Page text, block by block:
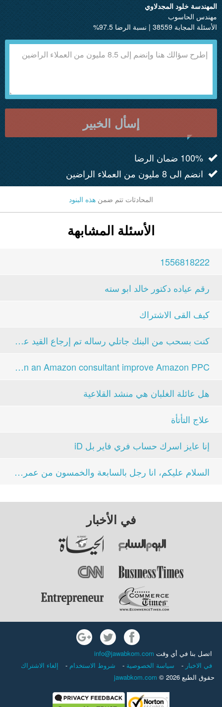
المهندسة خلود المجدلاوي
مهندس الحاسوب
الأسئلة المجابة 38559 | نسبة الرضا 97.5%
إسأل الخبير
100% ضمان الرضا
انضم الى 8 مليون من العملاء الراضين
المحادثات تتم ضمن هذه البنود
الأسئلة المشابهة
1556818222
رقم عياده دكتور خالد ابو سته
كيف القى الاشتراك
كنت بسحب من البنك جاتلي رساله تم إرجاع القيد على...
Can an Amazon consultant improve Amazon PPC...
هل عائلة الغلبان هي منشد القلاعية
علاج التأتأة
إنا عايز اسرك حساب فري فاير بل iD
السلام عليكم، انا رجل بالسابعة والخمسون من عمري،...
في الأخبار
اتصل بنا في أي وقت info@jawabkom.com
في الاخبار - سياسة الخصوصية - شروط الاستخدام -
إلغاء الاشتراك
حقوق الطبع 2026 ©
jawabkom.com